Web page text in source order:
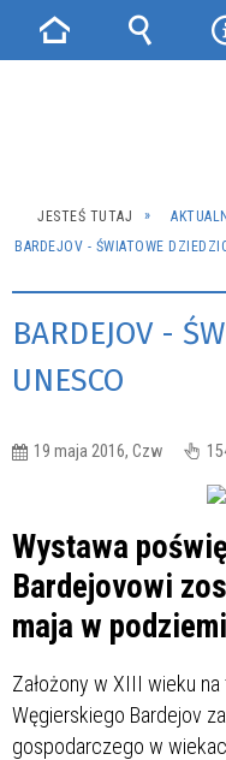
JESTEŚ TUTAJ
BARDEJOV - ŚWIATOWE
BARDEJOV -
UNESCO
19 maja 2016, Czw
Wystawa
Bardejovowi
maja w
Założony w XIII wieku
Węgierskiego Bardejov
gospodarczego w
Strona